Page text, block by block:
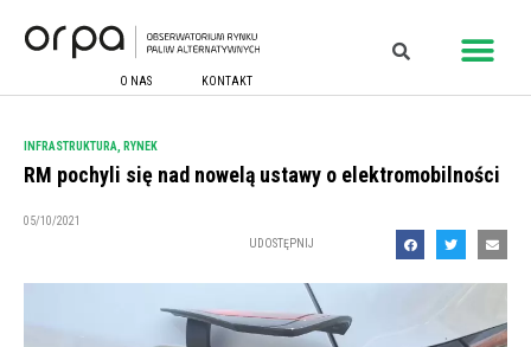
O NAS KONTAKT
INFRASTRUKTURA RYNEK
RM pochyli się nad nowelą ustawy o elektromobilności
05/10/2021
UDOSTĘPNIJ